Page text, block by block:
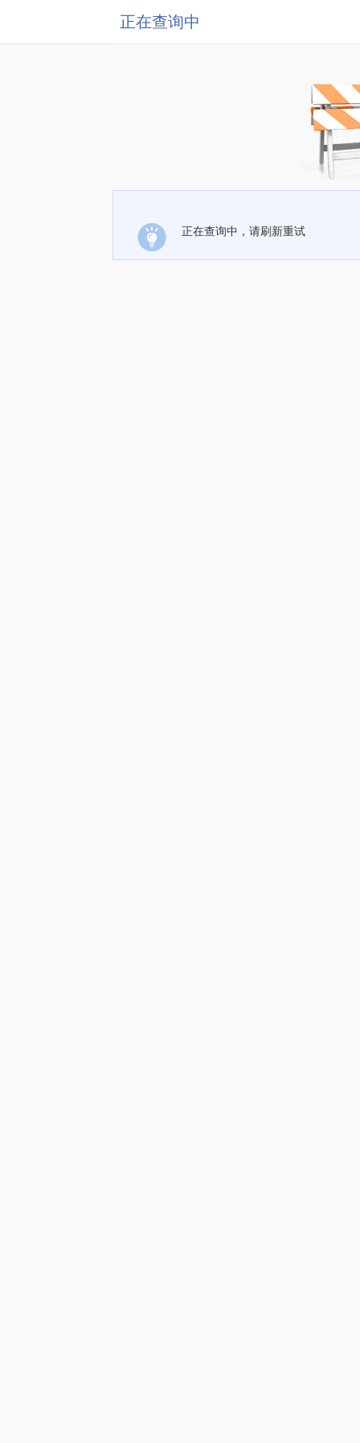
正在查询中
正在查询中，请刷新重试